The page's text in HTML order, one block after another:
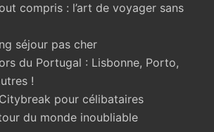
compris : l’art de voyager sans
séjour pas cher
du Portugal : Lisbonne, Porto,
!
pour célibataires
du monde inoubliable